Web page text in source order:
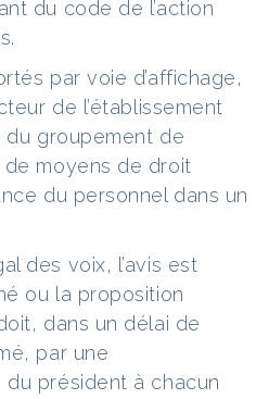
du code de l’action
par voie d’affichage,
de l’établissement
du groupement de
moyens de droit
du personnel dans un
des voix, l’avis est
ou la proposition
dans un délai de
par une
président à chacun